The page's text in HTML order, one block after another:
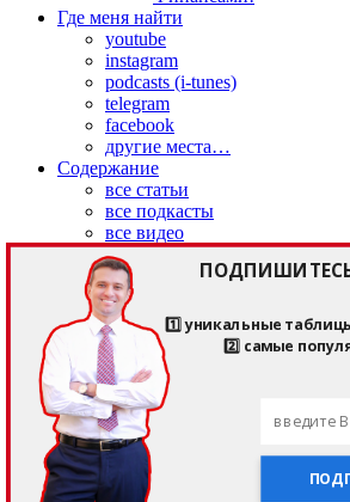
Где меня найти
youtube
instagram
podcasts (i-tunes)
telegram
facebook
другие места…
Содержание
все статьи
все подкасты
все видео
все цитаты и мысли
MoneyPapa Отвечает!
О MoneyPapa
кто такой Тимур Мазаев,
отзывы подписчиков и
——————————
мои любимые приложения и
последние прочитанные книги
страничка здоровья и спорта
——————————
мои партнеры
мои контакты
1️⃣ уникальные
2️⃣ самые